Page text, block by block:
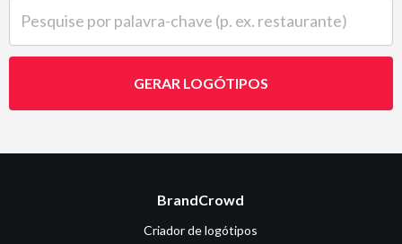
GERAR LOGÓTIPOS
BrandCrowd
Criador de logótipos